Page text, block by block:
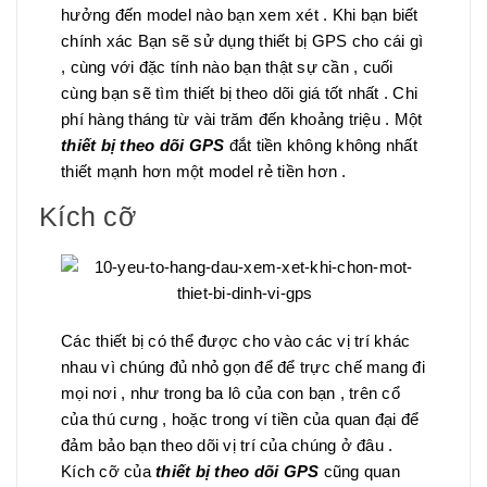
hưởng đến model nào bạn xem xét . Khi bạn biết
chính xác Bạn sẽ sử dụng thiết bị GPS cho cái gì
, cùng với đặc tính nào bạn thật sự cần , cuối
cùng bạn sẽ tìm thiết bị theo dõi giá tốt nhất . Chi
phí hàng tháng từ vài trăm đến khoảng triệu . Một
thiết bị theo dõi GPS đắt tiền không không nhất
thiết mạnh hơn một model rẻ tiền hơn .
Kích cỡ
Các thiết bị có thể được cho vào các vị trí khác
nhau vì chúng đủ nhỏ gọn để để trực chế mang đi
mọi nơi , như trong ba lô của con bạn , trên cổ
của thú cưng , hoặc trong ví tiền của quan đại để
đảm bảo bạn theo dõi vị trí của chúng ở đâu .
Kích cỡ của thiết bị theo dõi GPS cũng quan